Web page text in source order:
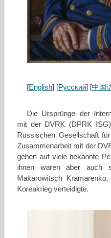
[English] [Русский] [中国
Die Ursprünge der
mit der DVRK (DPRK
Russischen Gesellschaft
Zusammenarbeit mit der
gehen auf viele bekannte
ihnen waren aber auch
Makarowitsch
Koreakrieg verteidigte.